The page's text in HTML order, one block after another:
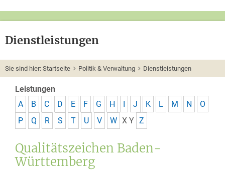
Dienstleistungen
Sie sind hier: Startseite Politik & Verwaltung Dienstleistungen
Leistungen
A
B C D E F G H I J K L M N
O
P
Q R S T U V W X Y Z
Qualitätszeichen Baden-
Württemberg